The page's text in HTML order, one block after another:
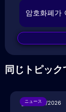
암호화폐가
同じトピック
ニュース
28/07/2026